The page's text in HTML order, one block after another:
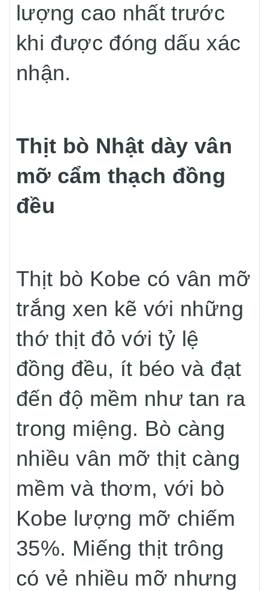
lượng cao nhất trước
khi được đóng dấu xác
nhận.
Thịt bò Nhật dày vân
mỡ cẩm thạch đồng
đều
Thịt bò Kobe có vân mỡ
trắng xen kẽ với những
thớ thịt đỏ với tỷ lệ
đồng đều, ít béo và đạt
đến độ mềm như tan ra
trong miệng. Bò càng
nhiều vân mỡ thịt càng
mềm và thơm, với bò
Kobe lượng mỡ chiếm
35%. Miếng thịt trông
có vẻ nhiều mỡ nhưng